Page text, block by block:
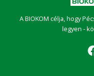
A BIOKOM célja, hogy
legyen -